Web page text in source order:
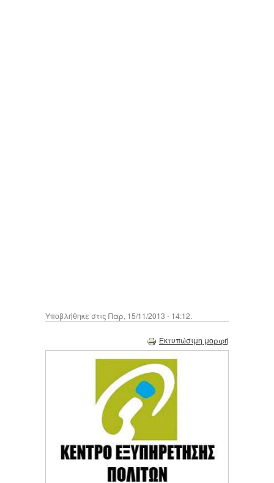
Υποβλήθηκε στις Παρ, 15/11/2013 - 14:12.
Εκτυπώσιμη μορφή